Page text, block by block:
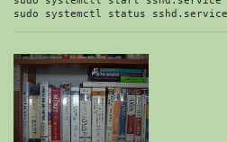
sudo systemctl status sshd.service